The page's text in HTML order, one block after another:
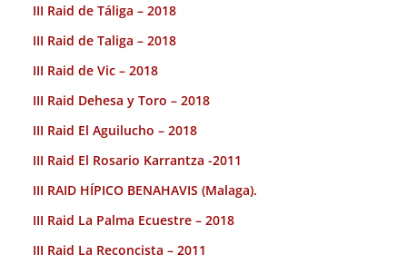
III Raid de Táliga – 2018
III Raid de Taliga – 2018
III Raid de Vic – 2018
III Raid Dehesa y Toro – 2018
III Raid El Aguilucho – 2018
III Raid El Rosario Karrantza -2011
III RAID HÍPICO BENAHAVIS (Malaga).
III Raid La Palma Ecuestre – 2018
III Raid La Reconcista – 2011